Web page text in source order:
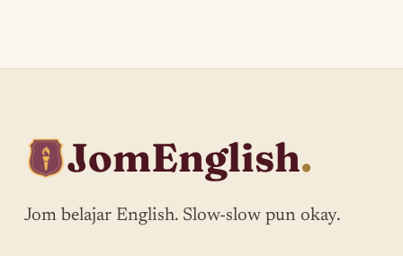
JomEnglish.
Jom belajar English. Slow-slow pun okay.